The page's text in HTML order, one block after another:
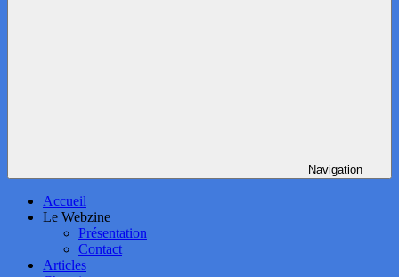
Navigation
Accueil
Le Webzine
Présentation
Contact
Articles